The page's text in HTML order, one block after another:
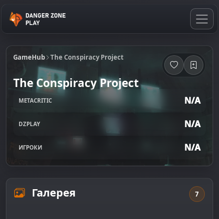
GameHub The Conspiracy Project
The Conspiracy Project
METACRITIC N/A
DZPLAY N/A
ИГРОКИ N/A
Галерея 7